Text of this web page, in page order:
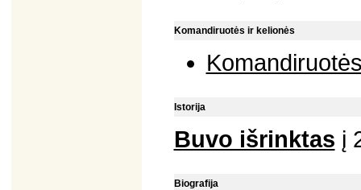
Komandiruotės ir kelionės
Istorija
Buvo išrinktas į
Biografija